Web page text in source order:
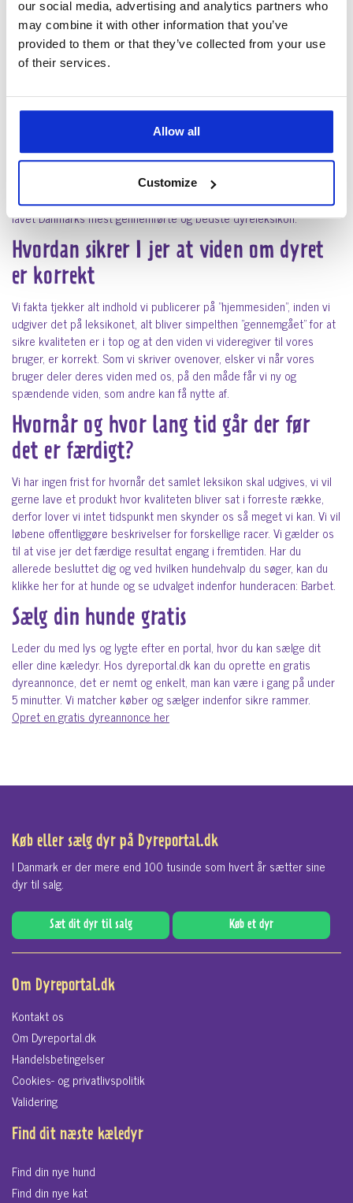
our social media, advertising and analytics partners who
may combine it with other information that you’ve
provided to them or that they’ve collected from your use
of their services.
Allow all
Customize
Her kommer til at stå en fuld beskrivelse af racen Barbet.Hos
dyreportal.dk har vi sat os for at lave et komplet leksikon med alt
den viden man har brug for om alle hunderacer. I dyreleksikonet
kommer vi til at have 8 kategorier som dækker alt fra hunde til
sjove facts. Har du nogle gode ideer til forslag hvad vi kunne skrive
eller anden vigtigt viden du synes vi skal vide kan du altid oprette
en supportsag og dele viden med os. På siden vil der være placeret
et billede af kæledyret i højre side sammen med en kort
beskrivelse af kæledyret. Under har vi lavet karaktertræk for dyret
med fede moderne ikoner hvor vi har erstattet stjerne med poter
alt efter karaktertækket. Vi gælder os til at komme i gang og få
lavet Danmarks mest gennemførte og bedste dyreleksikon.
Hvordan sikrer I jer at viden om dyret
er korrekt
Vi fakta tjekker alt indhold vi publicerer på ”hjemmesiden”, inden vi
udgiver det på leksikonet, alt bliver simpelthen ”gennemgået” for at
sikre kvaliteten er i top og at den viden vi videregiver til vores
bruger, er korrekt. Som vi skriver ovenover, elsker vi når vores
bruger deler deres viden med os, på den måde får vi ny og
spændende viden, som andre kan få nytte af.
Hvornår og hvor lang tid går der før
det er færdigt?
Vi har ingen frist for hvornår det samlet leksikon skal udgives, vi vil
gerne lave et produkt hvor kvaliteten bliver sat i forreste række,
derfor lover vi intet tidspunkt men skynder os så meget vi kan. Vi vil
løbene offentliggøre beskrivelser for forskellige racer. Vi gælder os
til at vise jer det færdige resultat engang i fremtiden. Har du
allerede besluttet dig og ved hvilken hundehvalp du søger, kan du
klikke her for at hunde og se udvalget indenfor hunderacen: Barbet.
Sælg din hunde gratis
Leder du med lys og lygte efter en portal, hvor du kan sælge dit
eller dine kæledyr. Hos dyreportal.dk kan du oprette en gratis
dyreannonce, det er nemt og enkelt, man kan være i gang på under
5 minutter. Vi matcher køber og sælger indenfor sikre rammer.
Opret en gratis dyreannonce her
Køb eller sælg dyr på Dyreportal.dk
I Danmark er der mere end 100 tusinde som hvert år sætter sine
dyr til salg.
Sæt dit dyr til salg Køb et dyr
Om Dyreportal.dk
Kontakt os
Om Dyreportal.dk
Handelsbetingelser
Cookies- og privatlivspolitik
Validering
Find dit næste kæledyr
Find din nye hund
Find din nye kat